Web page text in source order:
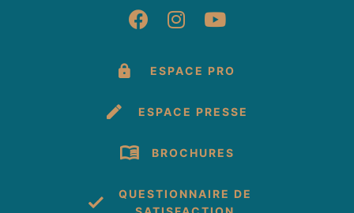
Suivez-nous sur
Suivez-nous sur
Suivez-nous
ESPACE PRO
ESPACE PRESSE
BROCHURES
QUESTIONNAIRE DE